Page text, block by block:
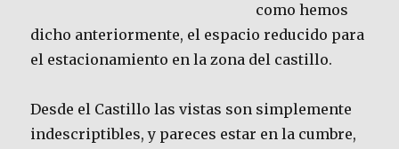
como hemos
dicho anteriormente, el espacio reducido para
el estacionamiento en la zona del castillo.
Desde el Castillo las vistas son simplemente
indescriptibles, y pareces estar en la cumbre,